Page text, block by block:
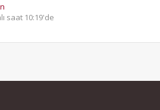
saat 10:19'de